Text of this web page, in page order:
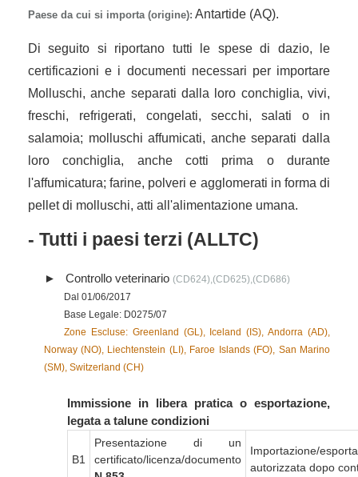
Paese da cui si importa (origine): Antartide (AQ).
Di seguito si riportano tutti le spese di dazio, le
certificazioni e i documenti necessari per importare
Molluschi, anche separati dalla loro conchiglia, vivi,
freschi, refrigerati, congelati, secchi, salati o in
salamoia; molluschi affumicati, anche separati dalla
loro conchiglia, anche cotti prima o durante
l'affumicatura; farine, polveri e agglomerati in forma di
pellet di molluschi, atti all'alimentazione umana.
- Tutti i paesi terzi (ALLTC)
Controllo veterinario (CD624),(CD625),(CD686)
Dal 01/06/2017
Base Legale: D0275/07
Zone Escluse: Greenland (GL), Iceland (IS), Andorra (AD),
Norway (NO), Liechtenstein (LI), Faroe Islands (FO), San Marino
(SM), Switzerland (CH)
Immissione in libera pratica o esportazione,
legata a talune condizioni
B1
Presentazione di un
certificato/licenza/documento
Importazione/
autorizzata dopo